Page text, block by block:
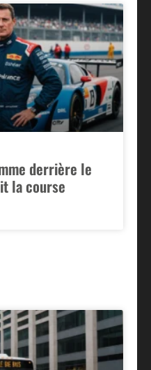
derrière le
la course